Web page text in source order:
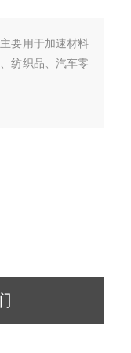
要用于加速材料
纺织品、汽车零